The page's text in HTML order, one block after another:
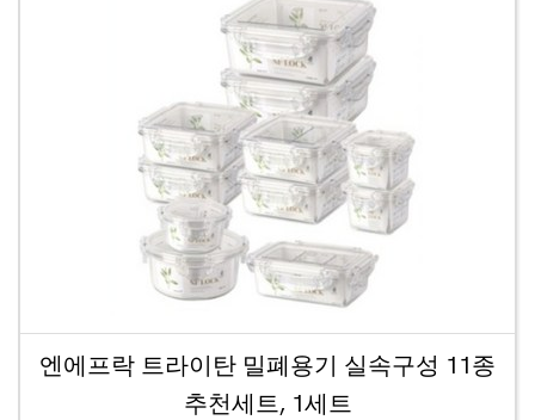
엔에프락 트라이탄 밀폐용기 실속구성 11종
추천세트, 1세트